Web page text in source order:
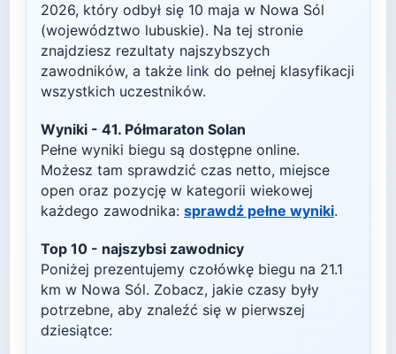
2026, który odbył się 10 maja w Nowa Sól
(województwo lubuskie). Na tej stronie
znajdziesz rezultaty najszybszych
zawodników, a także link do pełnej klasyfikacji
wszystkich uczestników.
Wyniki - 41. Półmaraton Solan
Pełne wyniki biegu są dostępne online.
Możesz tam sprawdzić czas netto, miejsce
open oraz pozycję w kategorii wiekowej
każdego zawodnika: sprawdź pełne wyniki.
Top 10 - najszybsi zawodnicy
Poniżej prezentujemy czołówkę biegu na 21.1
km w Nowa Sól. Zobacz, jakie czasy były
potrzebne, aby znaleźć się w pierwszej
dziesiątce: